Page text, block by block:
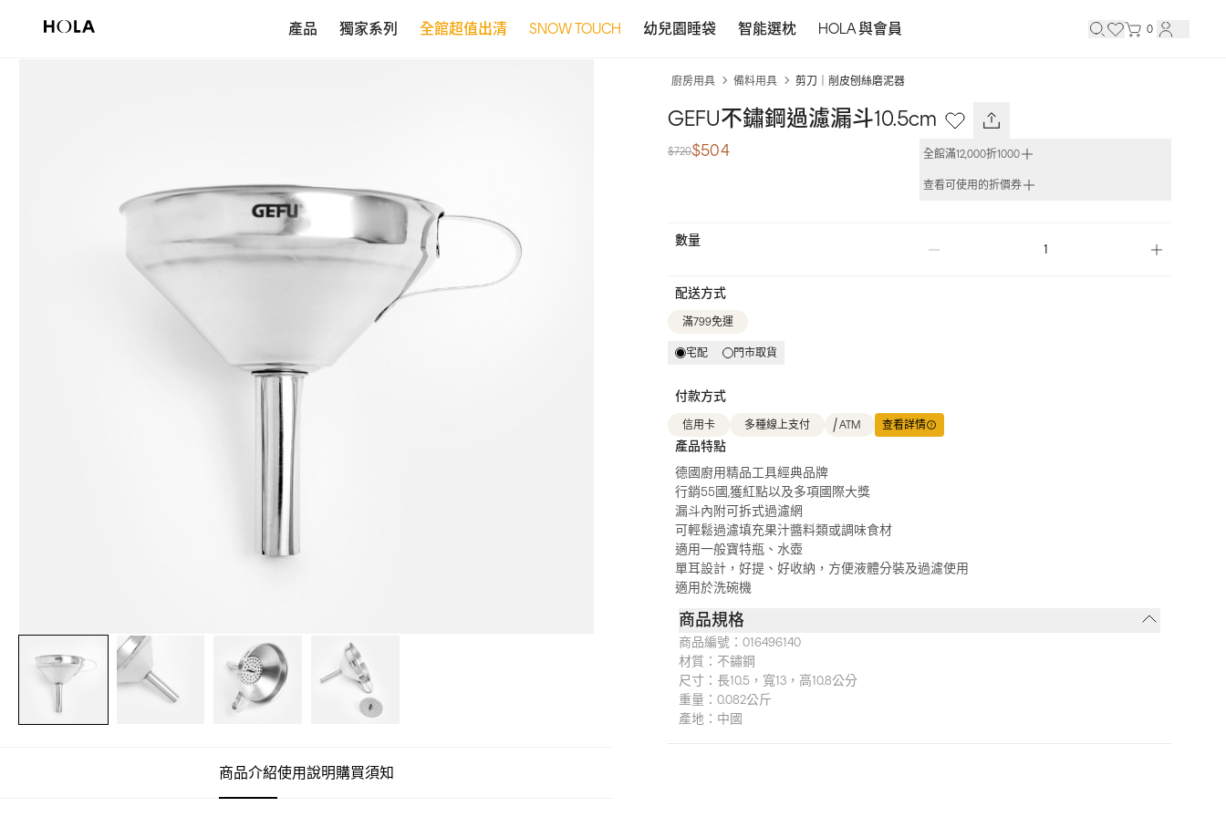
產品 獨家系列 全館超值出清 SNOW TOUCH 幼兒園睡袋 智能選枕 HOLA 與會員 0
商品介紹使用說明購買須知
廚房用具 備料用具 剪刀｜削皮刨絲磨泥器
GEFU不鏽鋼過濾漏斗10.5cm
$720$504 全館滿12,000折1000
查看可使用的折價券
數量
配送方式
滿799免運
宅配 門市取貨
付款方式
信用卡 多種線上支付 ATM 查看詳情
產品特點
德國廚用精品工具經典品牌
行銷55國,獲紅點以及多項國際大獎
漏斗內附可拆式過濾網
可輕鬆過濾填充果汁醬料類或調味食材
適用一般寶特瓶、水壺
單耳設計，好提、好收納，方便液體分裝及過濾使用
適用於洗碗機
商品規格
商品編號： 016496140
材質： 不鏽鋼
尺寸： 長10.5，寬13，高10.8公分
重量： 0.082公斤
產地： 中國